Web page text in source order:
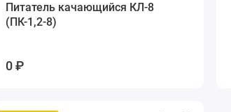
Питатель качающийся КЛ-8
(ПК-1,2-8)
0 ₽